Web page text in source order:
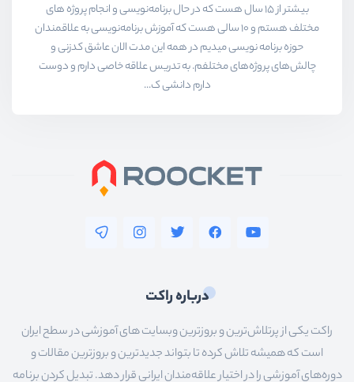
بیشتر از ۱۵ سال هست که در حال برنامه‌نویسی و انجام پروژه های
مختلف هستم و ۱۰ سالی هست که آموزش برنامه‌نویسی به علاقمندان
حوزه برنامه نویسی میدیم در همه این مدت الان عاشق کدزنی و
چالش‌های پروژه‌های مختلفم. به تدریس علاقه خاصی دارم و دوست
دارم دانشی ک...
درباره راکت
راکت یکی از پرتلاش‌ترین و بروزترین وبسایت های آموزشی در سطح ایران
است که همیشه تلاش کرده تا بتواند جدیدترین و بروزترین مقالات و
دوره‌های آموزشی را در اختیار علاقه‌مندان ایرانی قرار دهد. تبدیل کردن برنامه